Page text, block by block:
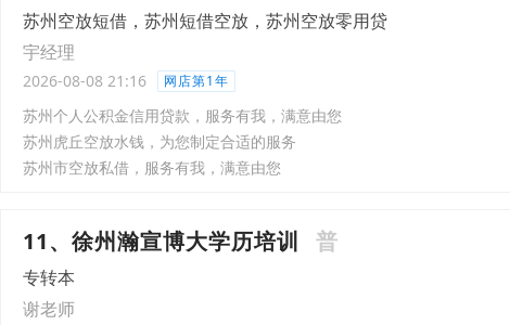
苏州空放短借，苏州短借空放，苏州空放零用贷
宇经理
2026-08-08 21:16 网店第1年
苏州个人公积金信用贷款，服务有我，满意由您
苏州虎丘空放水钱，为您制定合适的服务
苏州市空放私借，服务有我，满意由您
11、徐州瀚宣博大学历培训 普
专转本
谢老师